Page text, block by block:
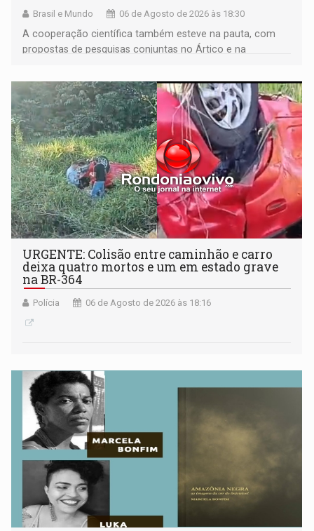
Brasil e Mundo 06 de Agosto de 2026 às 18:30
A cooperação científica também esteve na pauta, com
propostas de pesquisas conjuntas no Ártico e na
URGENTE: Colisão entre caminhão e carro
deixa quatro mortos e um em estado grave
na BR-364
Polícia 06 de Agosto de 2026 às 18:16